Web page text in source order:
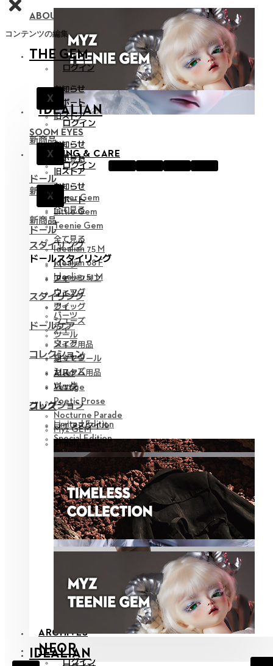
ABOUT NEOR 13
SOOM EYES
STYLING & CARE
ログイン
X
お知らせ
サポート
新商品
全て見る
ドールスタイリング
ファッション
ウィッグ
アイ
ドールケア
メイク用品
組立てツール
カスタム用品
バッグ
グッズ
ライフスタイル
ARCHIVES
IDEALIAN
ログイン
X
お知らせ
サポート
旧ストア
新商品
全て見る
ドール
Idealian 75 M
Idealian 68 F
Idealian 51 M
スタイリング
パーツ
アイ
ウェア
ウィッグ
シューズ
ツール
コレクション
Limited Edition
Special Edition
NEOR
ログイン
コンテンツの編集
THE GEM
ログイン
X
お知らせ
サポート
旧ストア
新商品
全て見る
ドール
Hyper Gem
Little Gem
Teenie Gem
スタイリング
パーツ
アイ
ウェア
ウィッグ
シューズ
ツール
コレクション
Alter
Vestige
Poetic Prose
Nocturne Parade
Myz GEM
Timeless
IDEALIAN